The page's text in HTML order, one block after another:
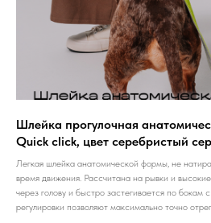
Шлейка прогулочная
Quick click, цвет серебристый
Легкая шлейка анатомической формы, не
время движения. Рассчитана на рывки и
через голову и быстро застегивается по бокам
регулировки позволяют максимально точно